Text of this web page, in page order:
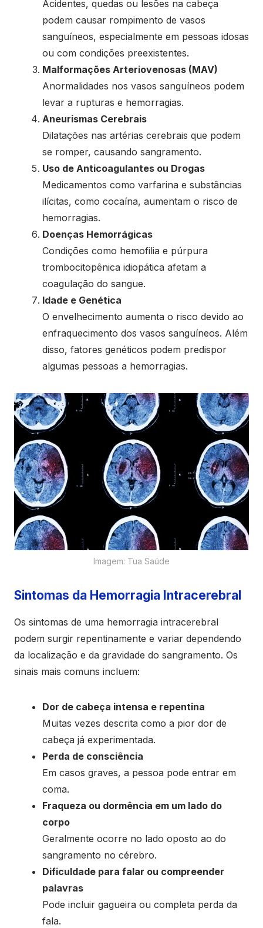
Acidentes, quedas ou lesões na cabeça
podem causar rompimento de vasos
sanguíneos, especialmente em pessoas idosas
ou com condições preexistentes.
Malformações Arteriovenosas (MAV)
Anormalidades nos vasos sanguíneos podem
levar a rupturas e hemorragias.
Aneurismas Cerebrais
Dilatações nas artérias cerebrais que podem
se romper, causando sangramento.
Uso de Anticoagulantes ou Drogas
Medicamentos como varfarina e substâncias
ilícitas, como cocaína, aumentam o risco de
hemorragias.
Doenças Hemorrágicas
Condições como hemofilia e púrpura
trombocitopênica idiopática afetam a
coagulação do sangue.
Idade e Genética
O envelhecimento aumenta o risco devido ao
enfraquecimento dos vasos sanguíneos. Além
disso, fatores genéticos podem predispor
algumas pessoas a hemorragias.
Imagem: Tua Saúde
Sintomas da Hemorragia Intracerebral
Os sintomas de uma hemorragia intracerebral
podem surgir repentinamente e variar dependendo
da localização e da gravidade do sangramento. Os
sinais mais comuns incluem:
Dor de cabeça intensa e repentina
Muitas vezes descrita como a pior dor de
cabeça já experimentada.
Perda de consciência
Em casos graves, a pessoa pode entrar em
coma.
Fraqueza ou dormência em um lado do
corpo
Geralmente ocorre no lado oposto ao do
sangramento no cérebro.
Dificuldade para falar ou compreender
palavras
Pode incluir gagueira ou completa perda da
fala.